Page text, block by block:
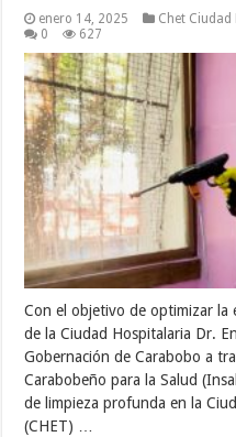
enero 14, 2025 Chet
0
627
Con el objetivo de optimizar la
de la Ciudad Hospitalaria Dr.
Gobernación de Carabobo a
Carabobeño para la Salud
de limpieza profunda en la
(CHET) …